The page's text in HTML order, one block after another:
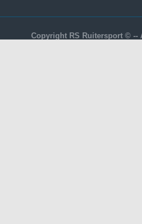
Copyright RS Ruitersport © --